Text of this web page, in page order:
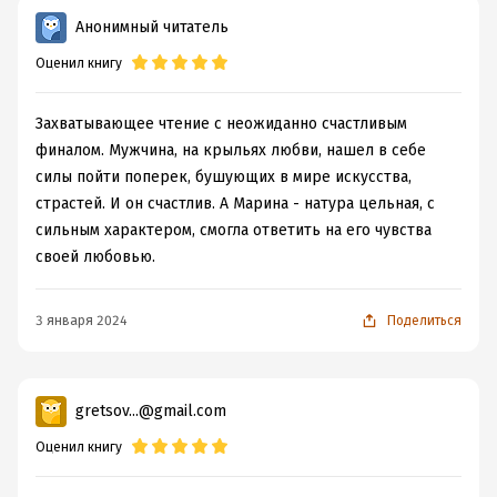
Ключевая сцена как бы слита, и пар ушел в свисток.
Но на самом деле не самый плохой представитель
жанра, я бы сказала, крепкий середнячок.
обычный представитель человечества. Не актер, не
спортсмен, не сын нефтяного магната, не председатель
академии вампиров, короче, не дикий красавец. Не
встречала.
Анонимный читатель
Оценил книгу
Захватывающее чтение с неожиданно счастливым
финалом. Мужчина, на крыльях любви, нашел в себе
силы пойти поперек, бушующих в мире искусства,
страстей. И он счастлив. А Марина - натура цельная, с
сильным характером, смогла ответить на его чувства
своей любовью.
3 января 2024 Поделиться
gretsov...@gmail.com
Оценил книгу